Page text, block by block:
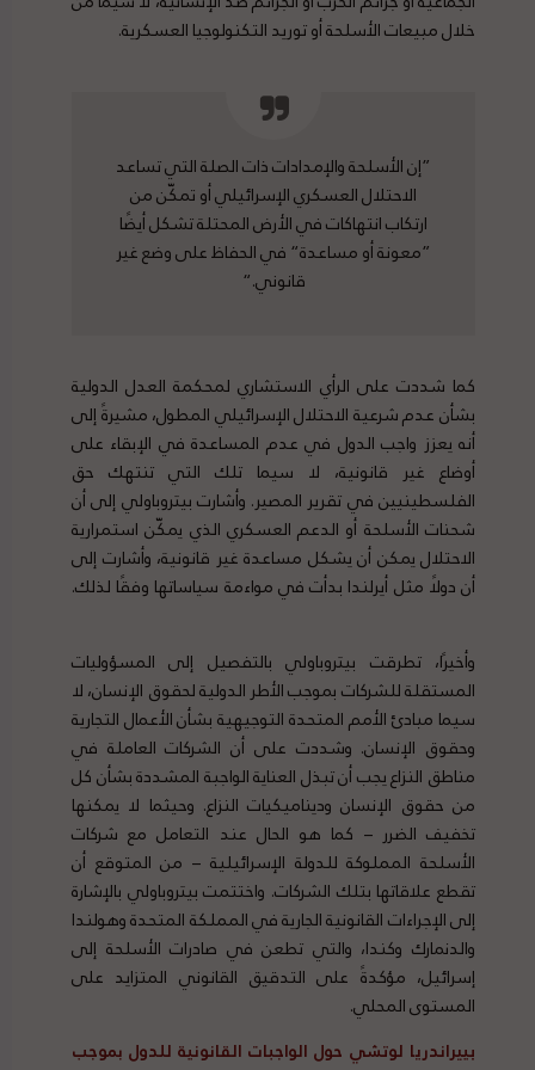
خلال مبيعات الأسلحة أو توريد التكنولوجيا العسكرية.
”إن الأسلحة والإمدادات ذات الصلة التي تساعد
الاحتلال العسكري الإسرائيلي أو تمكّن من
ارتكاب انتهاكات في الأرض المحتلة تشكل أيضًا
”معونة أو مساعدة“ في الحفاظ على وضع غير
قانوني.“
كما شددت على الرأي الاستشاري لمحكمة العدل الدولية
بشأن عدم شرعية الاحتلال الإسرائيلي المطول، مشيرةً إلى
أنه يعزز واجب الدول في عدم المساعدة في الإبقاء على
أوضاع غير قانونية، لا سيما تلك التي تنتهك حق
الفلسطينيين في تقرير المصير. وأشارتبيتروباوليإلى أن
شحنات الأسلحة أو الدعم العسكري الذي يمكّن استمرارية
الاحتلال يمكن أن يشكل مساعدة غير قانونية، وأشارت إلى
أن دولًا مثل أيرلندا بدأت في مواءمة سياساتها وفقًا لذلك.
وأخيرًا، تطرقت بيتروباولي بالتفصيل إلى المسؤوليات
المستقلة للشركات بموجب الأطر الدولية لحقوق الإنسان، لا
سيما مبادئ الأمم المتحدة التوجيهية بشأن الأعمال التجارية
وحقوق الإنسان. وشددت على أن الشركات العاملة في
مناطق النزاع يجب أن تبذل العناية الواجبة المشددة بشأن كل
من حقوق الإنسان وديناميكيات النزاع. وحيثما لا يمكنها
تخفيف الضرر – كما هو الحال عند التعامل مع شركات
الأسلحة المملوكة للدولة الإسرائيلية – من المتوقع أن
تقطع علاقاتها بتلك الشركات. واختتمتبيتروباولي بالإشارة
إلى الإجراءات القانونية الجارية في المملكة المتحدة وهولندا
والدنمارك وكندا، والتي تطعن في صادرات الأسلحة إلى
إسرائيل، مؤكدةً على التدقيق القانوني المتزايد على
المستوى المحلي.
بييراندريا لوتشي حول الواجبات القانونية للدول بموجب